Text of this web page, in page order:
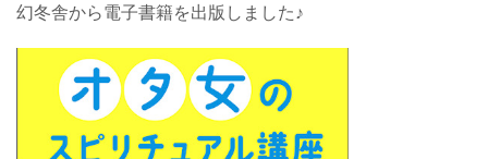
幻冬舎から電子書籍を出版しました♪